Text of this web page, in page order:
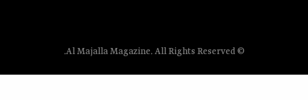
© Al Majalla Magazine. All Rights Reserved.